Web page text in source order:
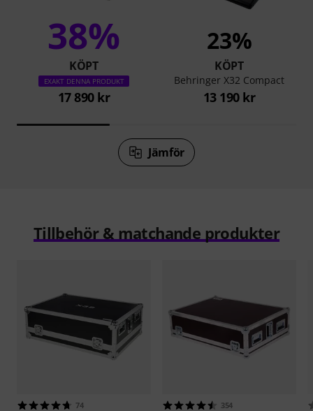
38%
KÖPT
EXAKT DENNA PRODUKT
17 890 kr
23%
KÖPT
Behringer X32 Compact
13 190 kr
Jämför
Tillbehör & matchande produkter
74 354